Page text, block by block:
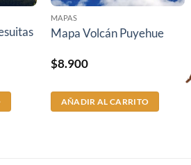
MAPAS
Mapa Volcán Puyehue
$8.900
AÑADIR AL CARRITO